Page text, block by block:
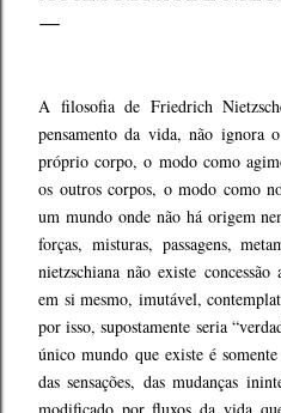
A filosofia de Friedrich
pensamento da vida, não ignora
próprio corpo, o modo como
os outros corpos, o modo como
um mundo onde não há origem
forças, misturas, passagens,
nietzschiana não existe
em si mesmo, imutável,
por isso, supostamente seria
único mundo que existe é
das sensações, das mudanças